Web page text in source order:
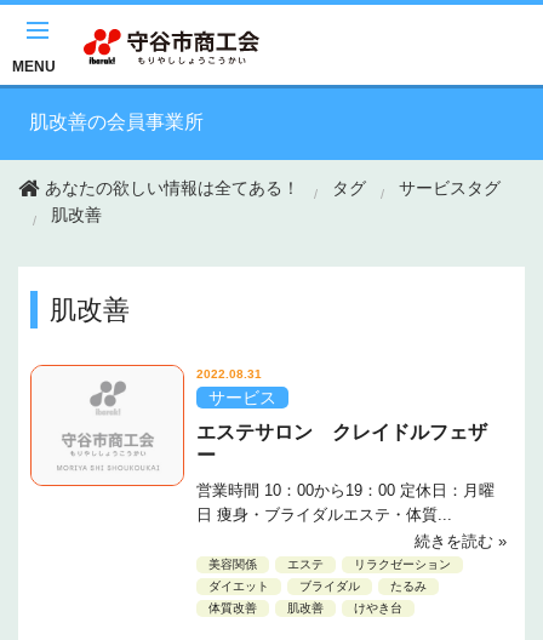
MENU
肌改善の会員事業所
あなたの欲しい情報は全てある！ タグ
サービスタグ
肌改善
肌改善
2022.08.31
サービス
エステサロン クレイドルフェザ
ー
営業時間 10：00から19：00 定休日：月曜
日 痩身・ブライダルエステ・体質...
続きを読む »
美容関係 エステ
リラクゼーション
ダイエット
ブライダル
たるみ
体質改善
肌改善 けやき台